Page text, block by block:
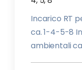
Incarico RT
ca. 1-4-5-8
ambientali